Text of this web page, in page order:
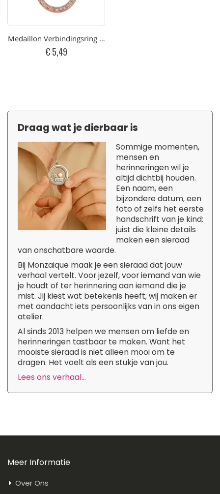
Medaillon Verbindingsring Rose Dubbel Strass
€ 5,49
Draag wat je dierbaar is
Sommige momenten,
mensen en
herinneringen wil je
altijd dichtbij houden.
Een naam, een
bijzondere datum, een
foto of zelfs het eerste
handschrift van je kind:
juist die kleine details
maken een sieraad
van onschatbare waarde.
Bij Monzaique maak je een sieraad dat jouw
verhaal vertelt. Voor jezelf, voor iemand van wie
je houdt of ter herinnering aan iemand die je
mist. Jij kiest wat betekenis heeft; wij maken er
met aandacht iets persoonlijks van in ons eigen
atelier.
Al sinds 2013 helpen we mensen om liefde en
herinneringen tastbaar te maken. Want het
mooiste sieraad is niet alleen mooi om te
dragen. Het voelt als een stukje van jou.
Lees ons verhaal...
Meer Informatie
Over Ons